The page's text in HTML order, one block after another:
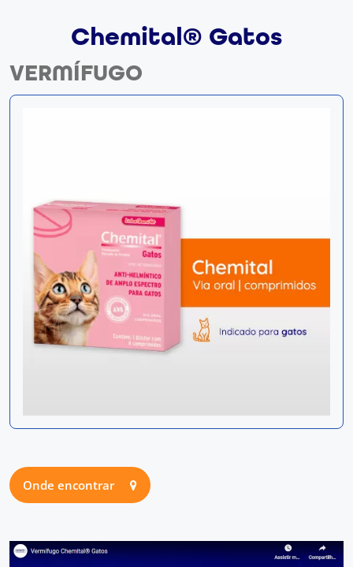
Chemital® Gatos
VERMÍFUGO
Onde encontrar